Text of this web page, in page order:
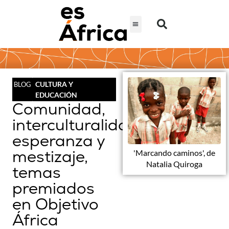
BLOG CULTURA Y
EDUCACIÓN
Comunidad,
interculturalidad,
esperanza y
mestizaje,
temas
premiados
en Objetivo
África
'Marcando caminos', de
Natalia Quiroga